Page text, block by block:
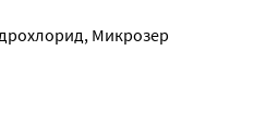
Микрозер